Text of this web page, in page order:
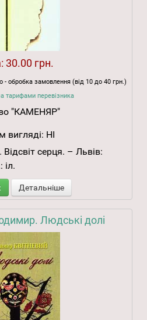
30.00 грн.
- обробка замовлення (від 10 до 40 грн.)
тарифами перевізника
"КАМЕНЯР"
вигляді: НІ
серця. – Львів:
іл.
Детальніше
Людські долі